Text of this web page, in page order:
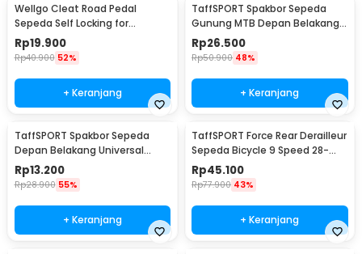
Wellgo Cleat Road Pedal
Sepeda Self Locking for
Shimano SM-SH11 SPD-L
Rp19.900
Rp40.900 52%
+ Keranjang
TaffSPORT Spakbor Sepeda
Gunung MTB Depan Belakang
Anti Cipratan - Y901
Rp26.500
Rp50.900 48%
+ Keranjang
TaffSPORT Spakbor Sepeda
Depan Belakang Universal
Clamp Dua Warna - BQ541
Rp13.200
Rp28.900 55%
+ Keranjang
TaffSPORT Force Rear Derailleur
Sepeda Bicycle 9 Speed 28-
34T - RD-M390
Rp45.100
Rp77.900 43%
+ Keranjang